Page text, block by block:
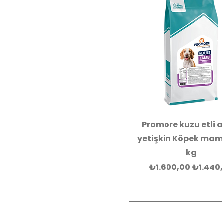
Promore kuzu etli
yetişkin Köpek
kg
Normal Fiyat
₺1.600,00